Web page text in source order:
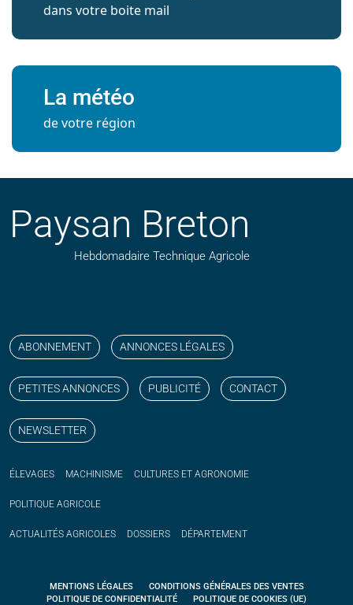
dans votre boite mail
La météo
de votre région
Paysan Breton
Hebdomadaire Technique Agricole
ABONNEMENT ANNONCES LÉGALES
PETITES ANNONCES PUBLICITÉ CONTACT
NEWSLETTER
ÉLEVAGES MACHINISME CULTURES ET AGRONOMIE
POLITIQUE AGRICOLE
ACTUALITÉS AGRICOLES DOSSIERS DÉPARTEMENT
MENTIONS LÉGALES
CONDITIONS GÉNÉRALES DES VENTES
POLITIQUE DE CONFIDENTIALITÉ
POLITIQUE DE COOKIES (UE)